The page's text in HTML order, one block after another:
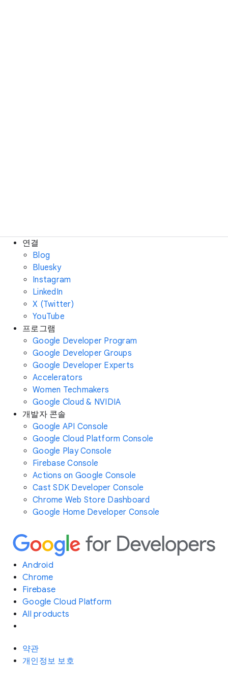
연결
Blog
Bluesky
Instagram
LinkedIn
X (Twitter)
YouTube
프로그램
Google Developer Program
Google Developer Groups
Google Developer Experts
Accelerators
Women Techmakers
Google Cloud & NVIDIA
개발자 콘솔
Google API Console
Google Cloud Platform Console
Google Play Console
Firebase Console
Actions on Google Console
Cast SDK Developer Console
Chrome Web Store Dashboard
Google Home Developer Console
Android
Chrome
Firebase
Google Cloud Platform
All products
약관
개인정보 보호